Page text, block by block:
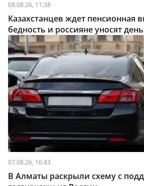
08.08.26, 11:38
Казахстанцев ждет пенсионная
бедность и россияне уносят
07.08.26, 16:43
В Алматы раскрыли схему с